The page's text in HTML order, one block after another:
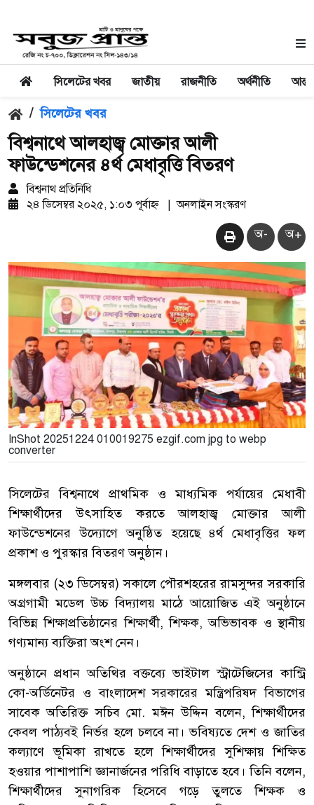
সিলেটের খবর জাতীয় রাজনীতি অর্থনীতি
/ সিলেটের খবর
বিশ্বনাথে আলহাজ্ব মোক্তার আলী
ফাউন্ডেশনের ৪র্থ মেধাবৃত্তি বিতরণ
বিশ্বনাথ প্রতিনিধি
২৪ ডিসেম্বর ২০২৫, ১:০৩ পূর্বাহ্ন
অনলাইন সংস্করণ
অ- অ+
InShot 20251224 010019275 ezgif.com jpg to webp
converter
সিলেটের বিশ্বনাথে প্রাথমিক ও মাধ্যমিক পর্যায়ের মেধাবী
শিক্ষার্থীদের উৎসাহিত করতে আলহাজ্ব মোক্তার আলী
ফাউন্ডেশনের উদ্যোগে অনুষ্ঠিত হয়েছে ৪র্থ মেধাবৃত্তির ফল
প্রকাশ ও পুরস্কার বিতরণ অনুষ্ঠান।
মঙ্গলবার (২৩ ডিসেম্বর) সকালে পৌরশহরের রামসুন্দর সরকারি
অগ্রগামী মডেল উচ্চ বিদ্যালয় মাঠে আয়োজিত এই অনুষ্ঠানে
বিভিন্ন শিক্ষাপ্রতিষ্ঠানের শিক্ষার্থী, শিক্ষক, অভিভাবক ও স্থানীয়
গণ্যমান্য ব্যক্তিরা অংশ নেন।
অনুষ্ঠানে প্রধান অতিথির বক্তব্যে ভাইটাল স্ট্রাটেজিসের কান্ট্রি
কো-অর্ডিনেটর ও বাংলাদেশ সরকারের মন্ত্রিপরিষদ বিভাগের
সাবেক অতিরিক্ত সচিব মো. মঈন উদ্দিন বলেন, শিক্ষার্থীদের
কেবল পাঠ্যবই নির্ভর হলে চলবে না। ভবিষ্যতে দেশ ও জাতির
কল্যাণে ভূমিকা রাখতে হলে শিক্ষার্থীদের সুশিক্ষায় শিক্ষিত
হওয়ার পাশাপাশি জ্ঞানার্জনের পরিধি বাড়াতে হবে। তিনি বলেন,
শিক্ষার্থীদের সুনাগরিক হিসেবে গড়ে তুলতে শিক্ষক ও